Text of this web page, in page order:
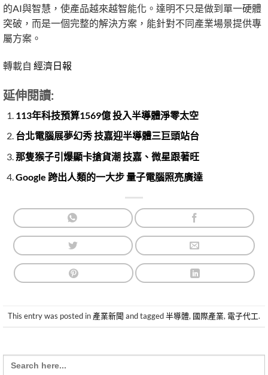
的AI與智慧，使產品越來越智能化。達明不只是做到單一硬體
突破，而是一個完整的解決方案，能針對不同產業場景提供專
屬方案。
轉載自 經濟日報
延伸閱讀:
113年科技預算1569億 投入半導體淨零太空
台北電腦展夢幻秀 技嘉迎半導體三巨頭站台
那隻猴子引爆顯卡搶貨潮 技嘉、微星跟著旺
Google 跨出人類的一大步 量子電腦照亮廣達
This entry was posted in 產業新聞 and tagged半導體, 國際產業, 電子代工.
Search
for: